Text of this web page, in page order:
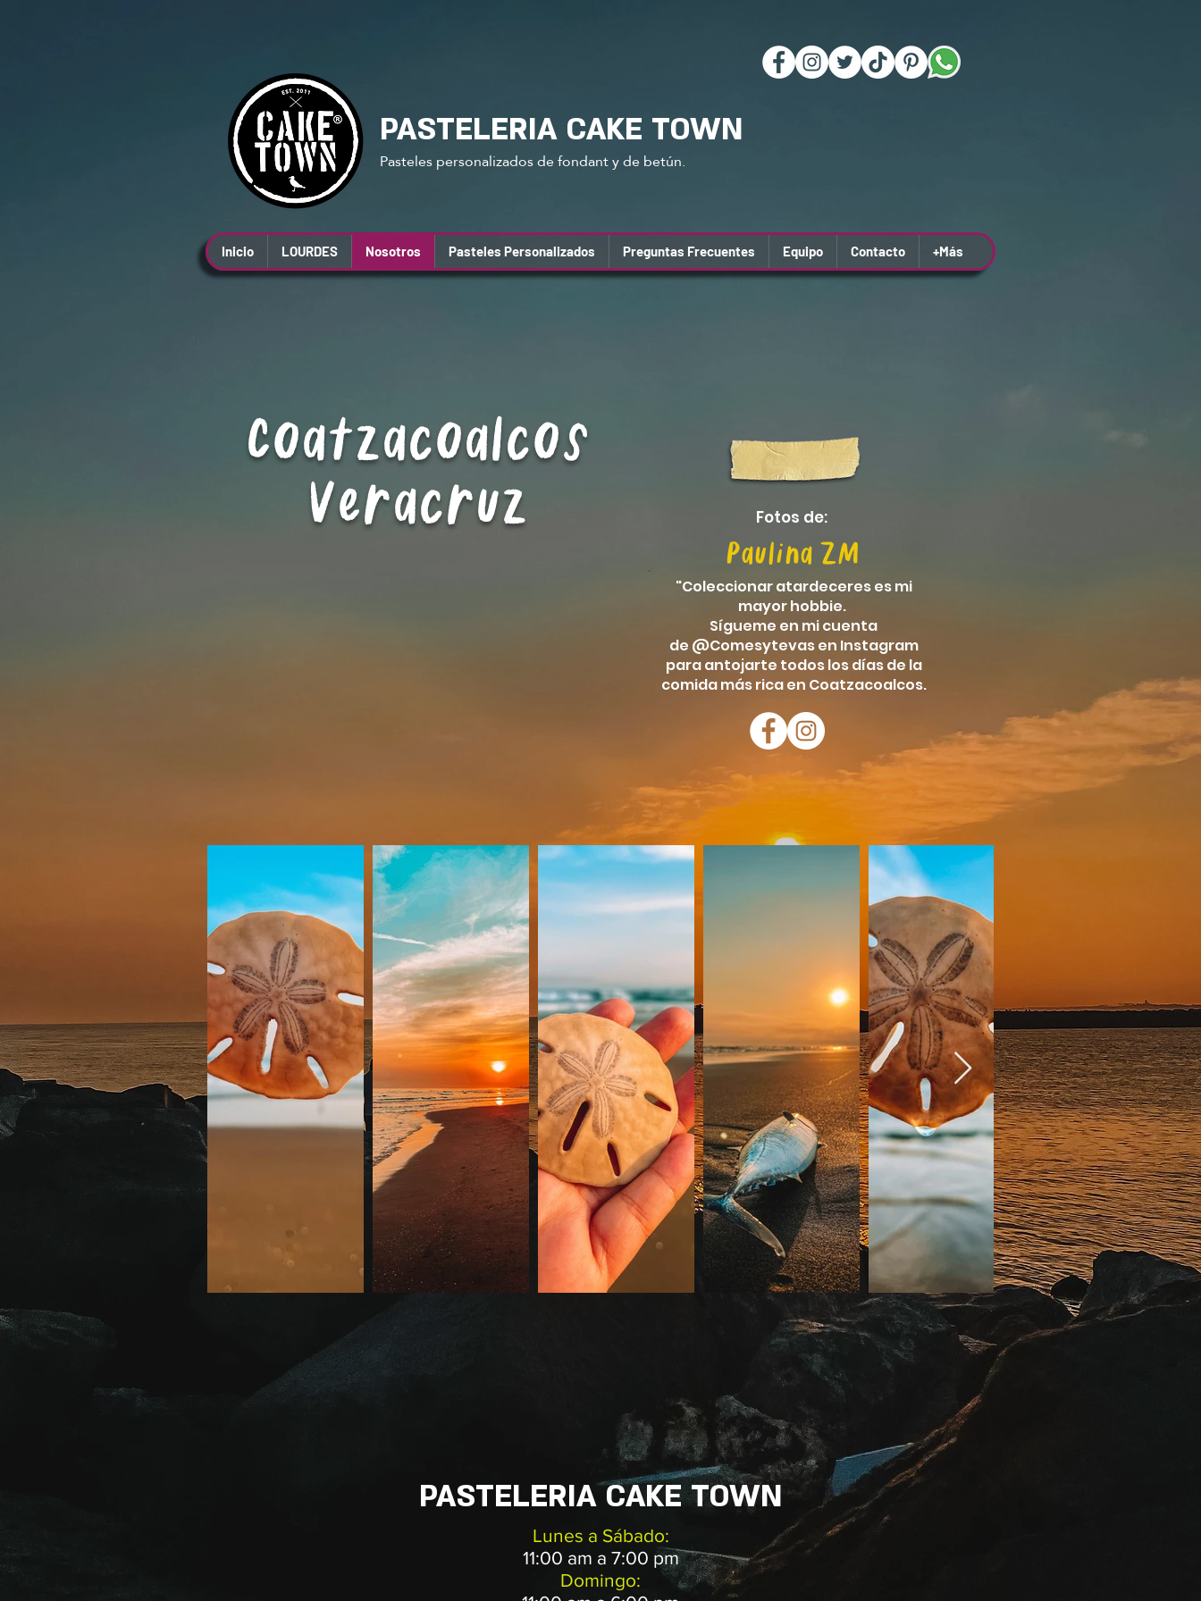
Pasteles personalizados de fondant y de betún.
PASTELERIA CAKE TOWN
Inicio LOURDES Nosotros Pasteles Personalizados Preguntas Frecuentes Equipo Contacto +Más
Coatzacoalcos
Veracruz
Fotos de:
Paulina ZM
"Coleccionaratardecereses mi
mayorhobbie.
Sígueme en mi cuenta
de @Comesytevas en Instagram
para antojarte todos los días de la
comida más rica en Coatzacoalcos.
PASTELERIA CAKE TOWN
Lunes a Sábado:
11:00 am a 7:00 pm
Domingo: